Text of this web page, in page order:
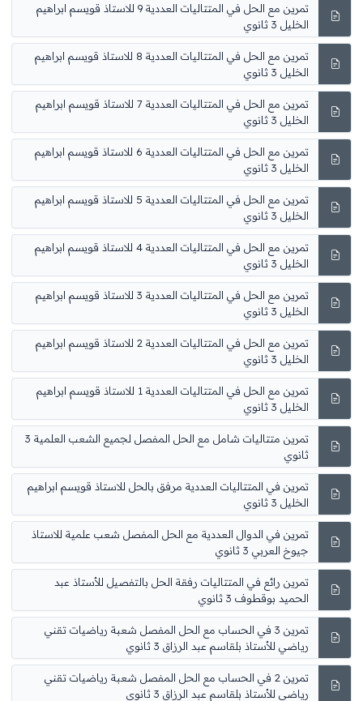
تمرين مع الحل في المتتاليات العددية 9 للاستاذ قويسم ابراهيم
الخليل 3 ثانوي
تمرين مع الحل في المتتاليات العددية 8 للاستاذ قويسم ابراهيم
الخليل 3 ثانوي
تمرين مع الحل في المتتاليات العددية 7 للاستاذ قويسم ابراهيم
الخليل 3 ثانوي
تمرين مع الحل في المتتاليات العددية 6 للاستاذ قويسم ابراهيم
الخليل 3 ثانوي
تمرين مع الحل في المتتاليات العددية 5 للاستاذ قويسم ابراهيم
الخليل 3 ثانوي
تمرين مع الحل في المتتاليات العددية 4 للاستاذ قويسم ابراهيم
الخليل 3 ثانوي
تمرين مع الحل في المتتاليات العددية 3 للاستاذ قويسم ابراهيم
الخليل 3 ثانوي
تمرين مع الحل في المتتاليات العددية 2 للاستاذ قويسم ابراهيم
الخليل 3 ثانوي
تمرين مع الحل في المتتاليات العددية 1 للاستاذ قويسم ابراهيم
الخليل 3 ثانوي
تمرين متتاليات شامل مع الحل المفصل لجميع الشعب العلمية 3
ثانوي
تمرين في المتتاليات العددية مرفق بالحل للاستاذ قويسم ابراهيم
الخليل 3 ثانوي
تمرين في الدوال العددية مع الحل المفصل شعب علمية للاستاذ
جيوخ العربي 3 ثانوي
تمرين رائع في المتتاليات رفقة الحل بالتفصيل للأستاذ عبد
الحميد بوقطوف 3 ثانوي
تمرين 3 في الحساب مع الحل المفصل شعبة رياضيات تقني
رياضي للأستاذ بلقاسم عبد الرزاق 3 ثانوي
تمرين 2 في الحساب مع الحل المفصل شعبة رياضيات تقني
رياضي للأستاذ بلقاسم عبد الرزاق 3 ثانوي